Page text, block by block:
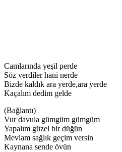
Camlarında yeşil perde
Söz verdiler hani nerde
Bizde kaldık ara yerde,ara yerde
Kaçalım dedim gelde
(Bağlantı)
Vur davula gümgüm gümgüm
Yapalım güzel bir düğün
Mevlam sağlık geçim versin
Kaynana sende övün